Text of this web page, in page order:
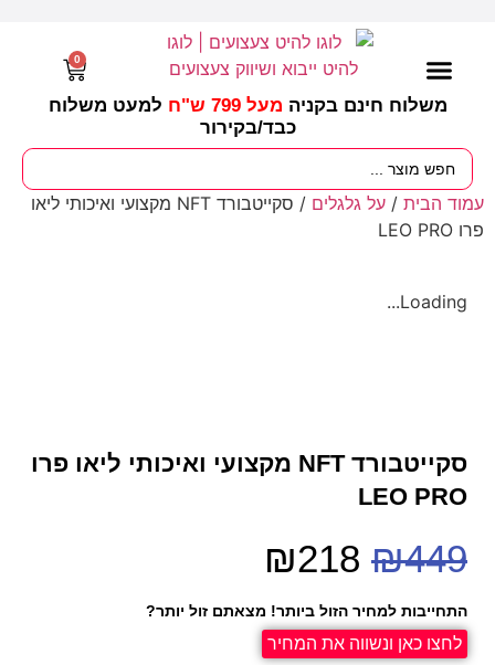
משלוח חינם בקניה מעל 799 ש"ח
למעט משלוח
כבד/בקירור
0
עמוד הבית / על גלגלים
/ סקייטבורד NFT מקצועי ואיכותי ליאו
פרו LEO PRO
Loading...
סקייטבורד NFT מקצועי ואיכותי ליאו פרו
LEO PRO
₪449
₪218
התחייבות למחיר הזול ביותר! מצאתם זול יותר?
לחצו כאן ונשווה את המחיר